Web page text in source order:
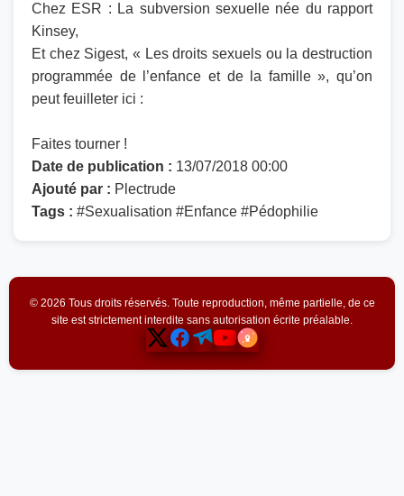
Chez ESR : La subversion sexuelle née du rapport
Kinsey,
Et chez Sigest, « Les droits sexuels ou la destruction
programmée de l’enfance et de la famille », qu’on
peut feuilleter ici :
Faites tourner !
Date de publication : 13/07/2018 00:00
Ajouté par : Plectrude
Tags : #Sexualisation #Enfance #Pédophilie
© 2026 Tous droits réservés. Toute reproduction, même partielle, de ce
site est strictement interdite sans autorisation écrite préalable.